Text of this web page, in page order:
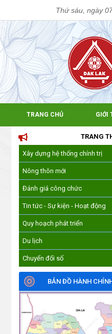
Thứ sáu, ngày
TRANG CHỦ GIỚI
TRANG THÔNG
Xây dựng hệ thống chính trị
Nông thôn mới
Đánh giá công chức
Tin tức - Sự kiện - Hoạt động
Quy hoạch phát triển
Du lịch
Chuyển đổi số
BẢN ĐỒ HÀNH